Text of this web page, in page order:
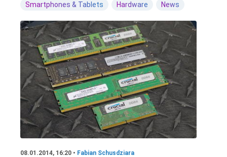
Smartphones & Tablets
Hardware News
08.01.2014, 16:20 • Fabian Schusdziara